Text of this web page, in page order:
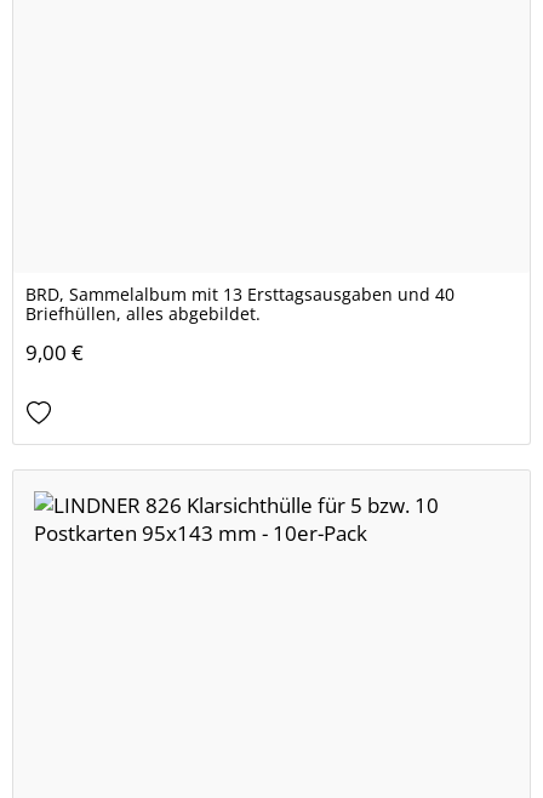
BRD, Sammelalbum mit 13 Ersttagsausgaben und 40
Briefhüllen, alles abgebildet.
9,00 €